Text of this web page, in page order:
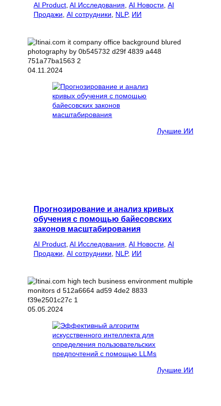
AI Product AI Исследования AI Новости AI
Продажи AI сотрудники NLP, ИИ
04.11.2024
Лучшие ИИ
Прогнозирование и анализ кривых
обучения с помощью байесовских
законов масштабирования
AI Product AI Исследования AI Новости AI
Продажи AI сотрудники NLP, ИИ
05.05.2024
Лучшие ИИ